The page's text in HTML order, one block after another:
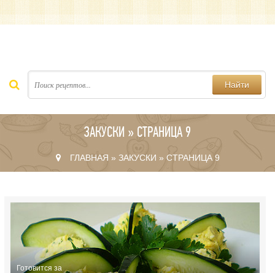
Найти
ЗАКУСКИ » СТРАНИЦА 9
ГЛАВНАЯ » ЗАКУСКИ » СТРАНИЦА 9
Готовится за